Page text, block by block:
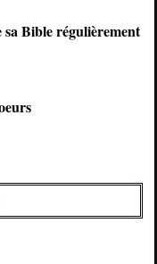
Bible régulièrement